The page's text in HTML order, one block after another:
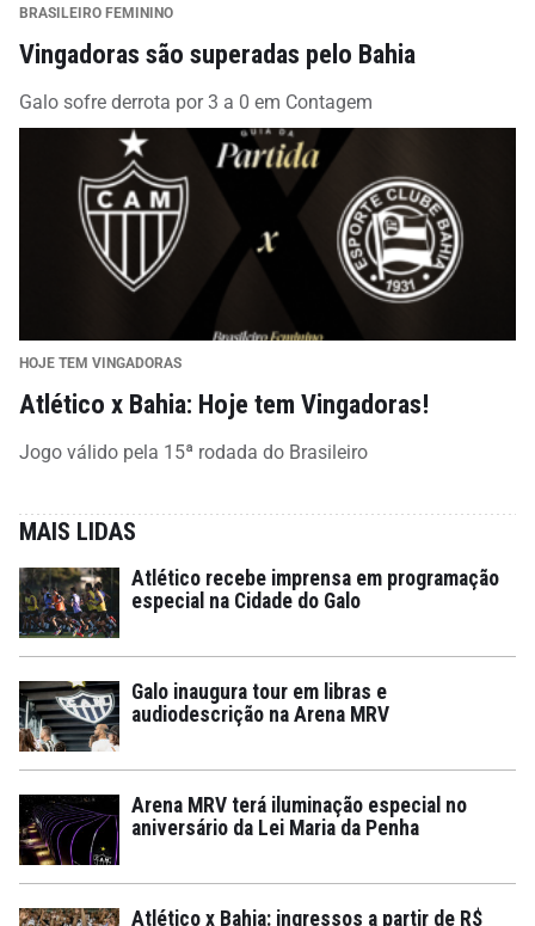
BRASILEIRO FEMININO
Vingadoras são superadas pelo Bahia
Galo sofre derrota por 3 a 0 em Contagem
HOJE TEM VINGADORAS
Atlético x Bahia: Hoje tem Vingadoras!
Jogo válido pela 15ª rodada do Brasileiro
MAIS LIDAS
Atlético recebe imprensa em programação
especial na Cidade do Galo
Galo inaugura tour em libras e
audiodescrição na Arena MRV
Arena MRV terá iluminação especial no
aniversário da Lei Maria da Penha
Atlético x Bahia: ingressos a partir de R$